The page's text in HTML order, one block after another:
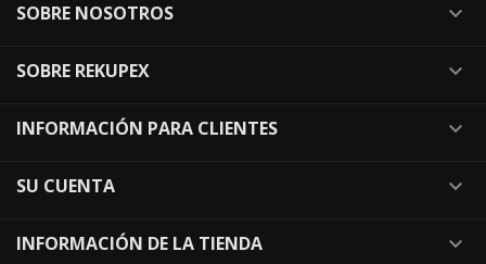
SOBRE NOSOTROS 
SOBRE REKUPEX 
INFORMACIÓN PARA CLIENTES 
SU CUENTA 
INFORMACIÓN DE LA TIENDA 